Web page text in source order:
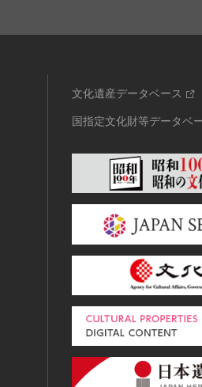
文化遺産データベース
国指定文化財等データベ